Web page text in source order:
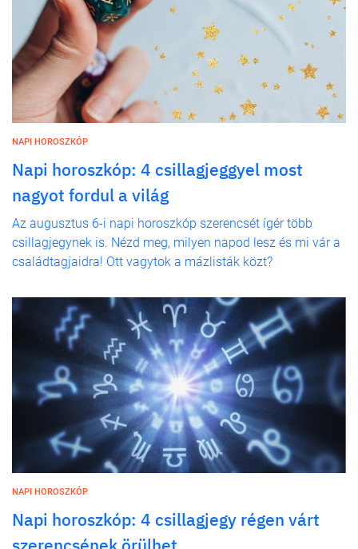
NAPI HOROSZKÓP
Napi horoszkóp: 4 csillagjeggyel most
nagyot fordul a világ
Az augusztus 6-i napi horoszkóp szerencsét ígér több
csillagjegynek is. Nézd meg, milyen napod lesz és mi vár a
családtagjaidra! Ott vagytok a mázlisták közt?
NAPI HOROSZKÓP
Napi horoszkóp: 4 csillagjegy régen várt